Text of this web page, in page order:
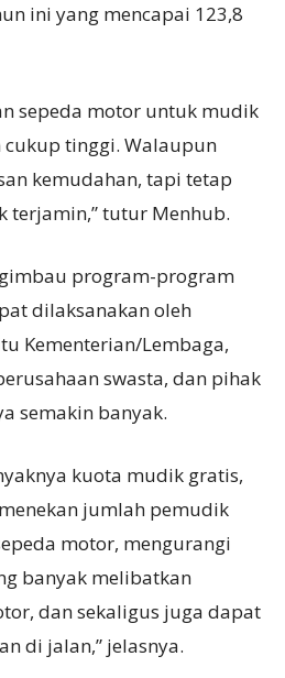
ini yang mencapai 123,8
sepeda motor untuk mudik
tinggi. Walaupun
kemudahan, tapi tetap
terjamin,” tutur Menhub.
program-program
dilaksanakan oleh
Kementerian/Lembaga,
swasta, dan pihak
semakin banyak.
kuota mudik gratis,
jumlah pemudik
motor, mengurangi
banyak melibatkan
dan sekaligus juga dapat
di jalan,” jelasnya.